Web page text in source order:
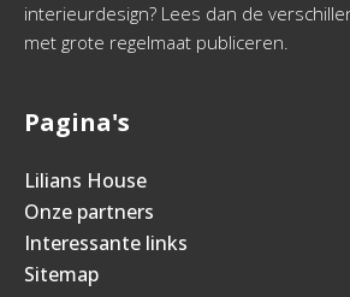
interieurdesign? Lees dan de
met grote regelmaat publiceren.
Pagina's
Lilians House
Onze partners
Interessante links
Sitemap